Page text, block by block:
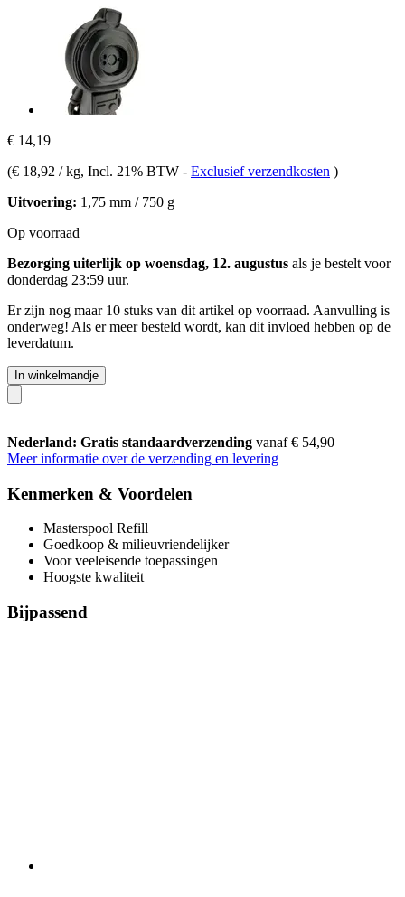
€ 14,19
(€ 18,92 / kg, Incl. 21% BTW - Exclusief verzendkosten )
Uitvoering: 1,75 mm / 750 g
Op voorraad
Bezorging uiterlijk op woensdag, 12. augustus als je bestelt voor
donderdag 23:59 uur.
Er zijn nog maar 10 stuks van dit artikel op voorraad. Aanvulling is
onderweg! Als er meer besteld wordt, kan dit invloed hebben op de
leverdatum.
In winkelmandje
Nederland: Gratis standaardverzending vanaf € 54,90
Meer informatie over de verzending en levering
Kenmerken & Voordelen
Masterspool Refill
Goedkoop & milieuvriendelijker
Voor veeleisende toepassingen
Hoogste kwaliteit
Bijpassend